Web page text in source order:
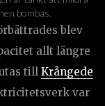
bombas.
blev
allt längre
till Krångede
var